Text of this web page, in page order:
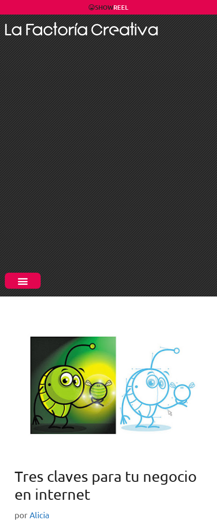
SHOWREEL
Tres claves para tu negocio
en internet
por Alicia